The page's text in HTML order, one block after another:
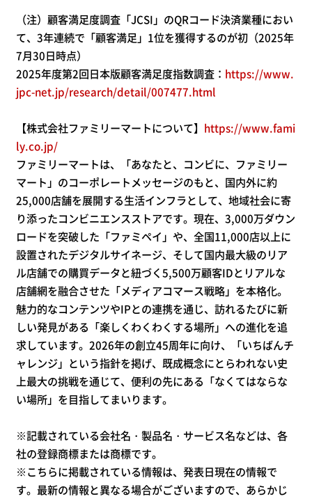
（注）顧客満足度調査「JCSI」のQRコード決済業種におい
て、3年連続で「顧客満足」1位を獲得するのが初（2025年
7月30日時点）
2025年度第2回日本版顧客満足度指数調査： https://www.
jpc-net.jp/research/detail/007477.html
【株式会社ファミリーマートについて】 https://www.fami
ly.co.jp/
ファミリーマートは、「あなたと、コンビに、ファミリー
マート」のコーポレートメッセージのもと、国内外に約
25,000店舗を展開する生活インフラとして、地域社会に寄
り添ったコンビニエンスストアです。現在、3,000万ダウン
ロードを突破した「ファミペイ」や、全国11,000店以上に
設置されたデジタルサイネージ、そして国内最大級のリア
ル店舗での購買データと紐づく5,500万顧客IDとリアルな
店舗網を融合させた「メディアコマース戦略」を本格化。
魅力的なコンテンツやIPとの連携を通じ、訪れるたびに新
しい発見がある「楽しくわくわくする場所」への進化を追
求しています。2026年の創立45周年に向け、「いちばんチ
ャレンジ」という指針を掲げ、既成概念にとらわれない史
上最大の挑戦を通じて、便利の先にある「なくてはならな
い場所」を目指してまいります。
※記載されている会社名・製品名・サービス名などは、各
社の登録商標または商標です。
※こちらに掲載されている情報は、発表日現在の情報で
す。最新の情報と異なる場合がございますので、あらかじ